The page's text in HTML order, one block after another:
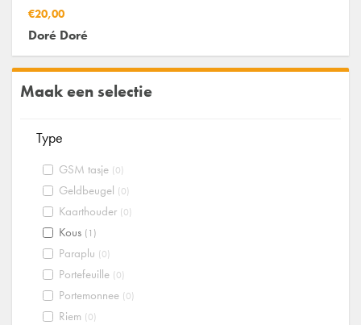
€20,00
Doré Doré
Maak een selectie
Type
GSM tasje (0)
Geldbeugel (0)
Kaarthouder (0)
Kous (1)
Paraplu (0)
Portefeuille (0)
Portemonnee (0)
Riem (0)